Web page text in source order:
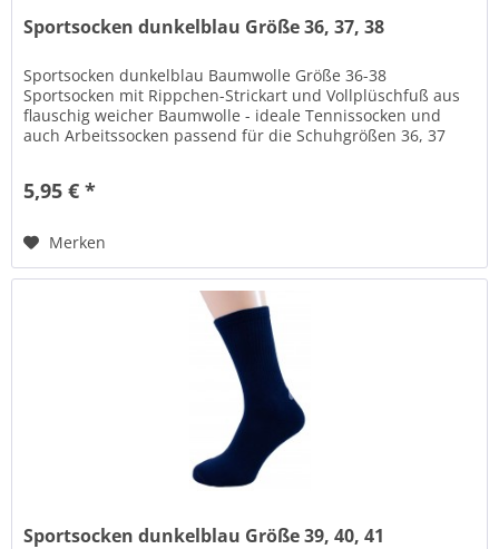
Sportsocken dunkelblau Größe 36, 37, 38
Sportsocken dunkelblau Baumwolle Größe 36-38
Sportsocken mit Rippchen-Strickart und Vollplüschfuß aus
flauschig weicher Baumwolle - ideale Tennissocken und
auch Arbeitssocken passend für die Schuhgrößen 36, 37
5,95 € *
Merken
Sportsocken dunkelblau Größe 39, 40, 41